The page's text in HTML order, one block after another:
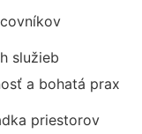
služieb
a bohatá prax
priestorov